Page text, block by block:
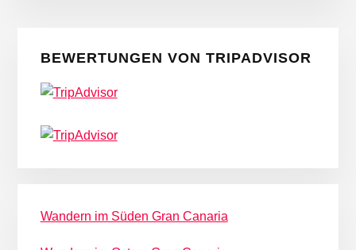
BEWERTUNGEN VON TRIPADVISOR
Wandern im Süden Gran Canaria